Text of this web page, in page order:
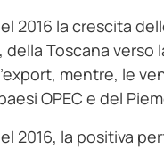
2016 la crescita
Toscana verso
mentre, le
OPEC e del
2016, la positiva